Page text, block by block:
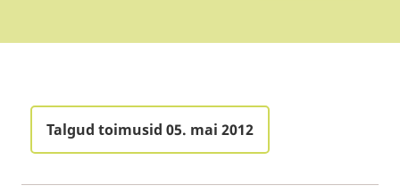
Talgud toimusid 05. mai 2012